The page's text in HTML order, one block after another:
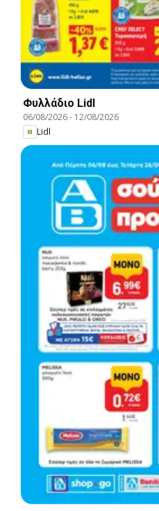
Φυλλάδιο Lidl
06/08/2026- 12/08/2026
Lidl